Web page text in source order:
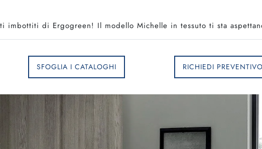
imbottiti di Ergogreen! Il modello Michelle in tessuto ti sta
SFOGLIA I CATALOGHI RICHIEDI